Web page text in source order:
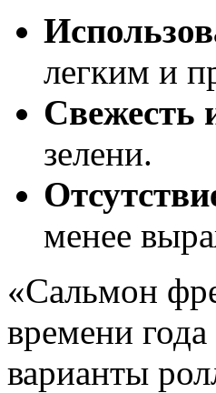
легким и
Свежесть
зелени.
менее
«Сальмон
времени
варианты